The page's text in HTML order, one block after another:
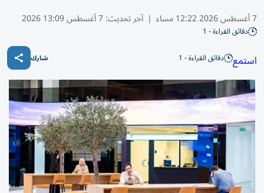
7 أغسطس 2026 12:22 مساء | آخر تحديث:7 أغسطس 13:09 2026
دقائق القراءة - 1
استمع دقائق القراءة - 1 شارك